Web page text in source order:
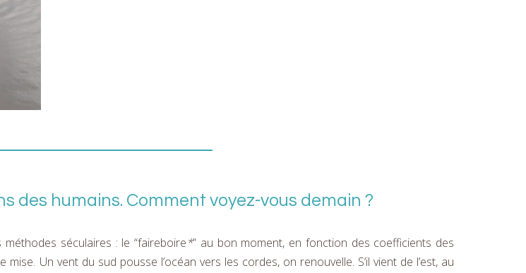
des humains. Comment voyez-vous demain ?
séculaires : le “faireboire*” au bon moment, en fonction des coefficients des
Un vent du sud pousse l’océan vers les cordes, on renouvelle. S’il vient de l’est, au